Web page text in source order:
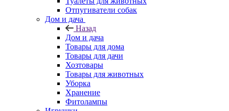
Отпугиватели собак
Дом и дача
Назад
Дом и дача
Товары для дома
Товары для дачи
Хозтовары
Товары для животных
Уборка
Хранение
Фитолампы